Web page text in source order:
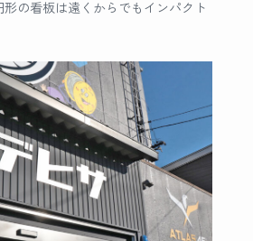
形の看板は遠くからでもインパクト